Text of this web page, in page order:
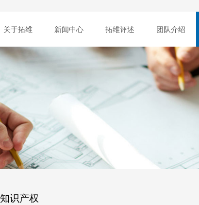
关于拓维 新闻中心 拓维评述 团队介绍
知识产权